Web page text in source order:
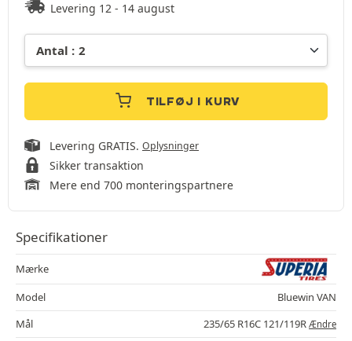
Levering 12 - 14 august
TILFØJ I KURV
Levering GRATIS. Oplysninger
Sikker transaktion
Mere end 700 monteringspartnere
Specifikationer
Mærke
Model
Bluewin VAN
Mål
235/65 R16C 121/119R Ændre